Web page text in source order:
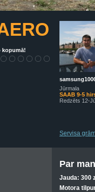
kopumā!
Jūrmala
SAAB 9-5
Redzēts 12-
Servisa
Par
Jauda: 300
Motora